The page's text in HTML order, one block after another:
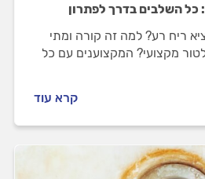
השלבים בדרך לפתרון
ריח רע? למה זה קורה ומתי
מקצועי? המקצוענים עם כל
קרא עוד